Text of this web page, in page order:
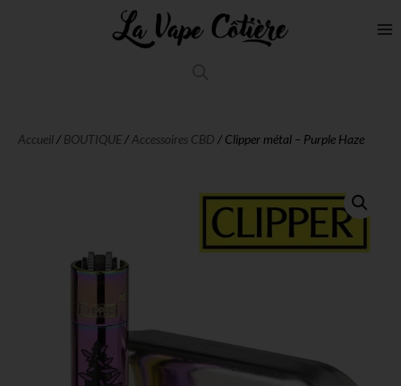
Accueil/ BOUTIQUE/Accessoires CBD / Clipper métal – Purple Haze